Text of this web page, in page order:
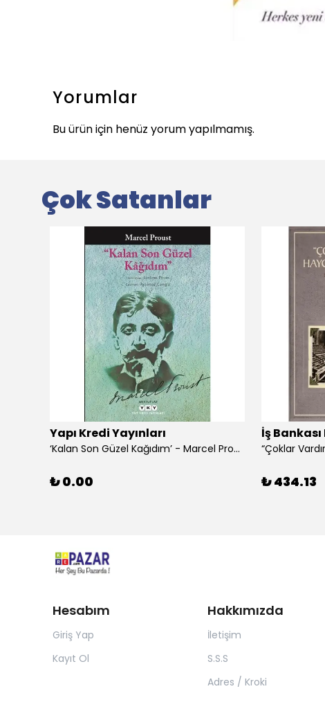
Yorumlar
Bu ürün için henüz yorum yapılmamış.
Çok Satanlar
Yapı Kredi Yayınları
‘Kalan Son Güzel Kağıdım’ - Marcel Proust
₺ 0.00
İş
₺ 434.13
Hesabım
Giriş Yap
Kayıt Ol
Hakkımızda
İletişim
S.S.S
Adres / Kroki